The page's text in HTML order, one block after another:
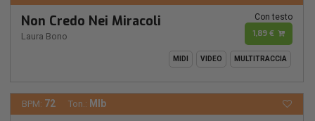
Non Credo Nei Miracoli
Laura Bono
Con testo
1,89 €
MIDI VIDEO MULTITRACCIA
BPM: 72 Ton.: MIb